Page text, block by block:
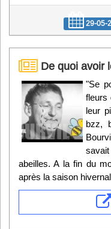
29-05-
De quoi avoir
"Se
fleurs
leur
bzz,
abeilles. A la fin du
après la saison